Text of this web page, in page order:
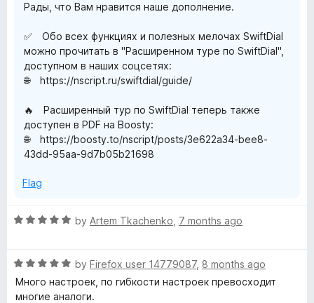
Рады, что Вам нравится наше дополнение.
✅ Обо всех функциях и полезных мелочах SwiftDial
можно прочитать в "Расширенном туре по SwiftDial",
доступном в наших соцсетях:
🌐 https://nscript.ru/swiftdial/guide/
🔥 Расширенный тур по SwiftDial теперь также
доступен в PDF на Boosty:
🌐 https://boosty.to/nscript/posts/3e622a34-bee8-
43dd-95aa-9d7b05b21698
Flag
R
e
d
5
by Artem Tkachenko 7 months ago
R
a
t
by Firefox user 14779087, 8 months ago
Много настроек, по гибкости настроек превосходит
многие аналоги.